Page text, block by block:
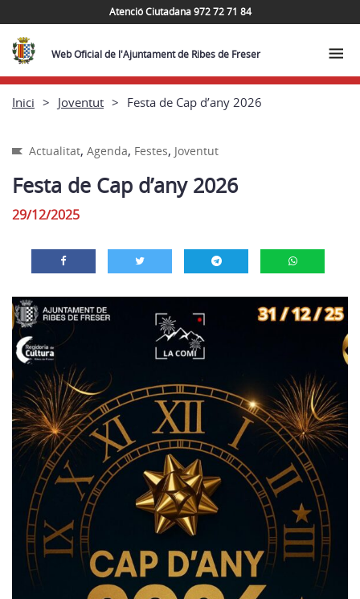
Atenció Ciutadana 972 72 71 84
Web Oficial de l'Ajuntament de Ribes de Freser
Inici Joventut Festa de Cap d’any 2026
Actualitat, Agenda, Festes, Joventut
Festa de Cap d’any 2026
29/12/2025